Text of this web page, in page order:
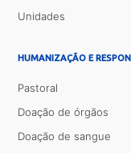
Unidades
HUMANIZAÇÃO E
Pastoral
Doação de órgãos
Doação de sangue